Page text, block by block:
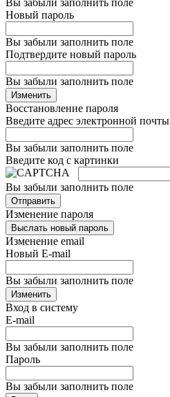
Новый пароль
Вы забыли заполнить поле
Подтвердите новый пароль
Вы забыли заполнить поле
Изменить
Восстановление пароля
Введите адрес электронной почты
Вы забыли заполнить поле
Введите код с картинки
Вы забыли заполнить поле
Отправить
Изменение пароля
Выслать новый пароль
Изменение email
Новый E-mail
Вы забыли заполнить поле
Изменить
Вход в систему
E-mail
Вы забыли заполнить поле
Пароль
Вы забыли заполнить поле